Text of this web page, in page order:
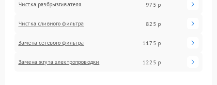
Чистка разбрызгивателя 975 р
Чистка сливного фильтра 825 р
Замена сетевого фильтра 1175 р
Замена жгута электропроводки 1225 р